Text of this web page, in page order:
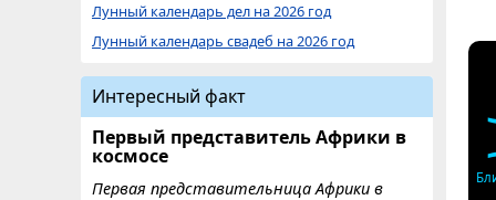
Лунный календарь дел на 2026 год
Лунный календарь свадеб на 2026 год
Интересный факт
Первый представитель Африки в
космосе
Первая представительница Африки в